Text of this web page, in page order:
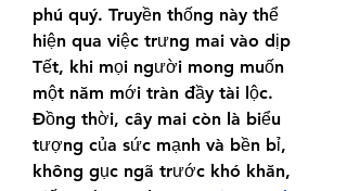
phú quý. Truyền thống này thể
hiện qua việc trưng mai vào dịp
Tết, khi mọi người mong muốn
một năm mới tràn đầy tài lộc.
Đồng thời, cây mai còn là biểu
tượng của sức mạnh và bền bỉ,
không gục ngã trước khó khăn,